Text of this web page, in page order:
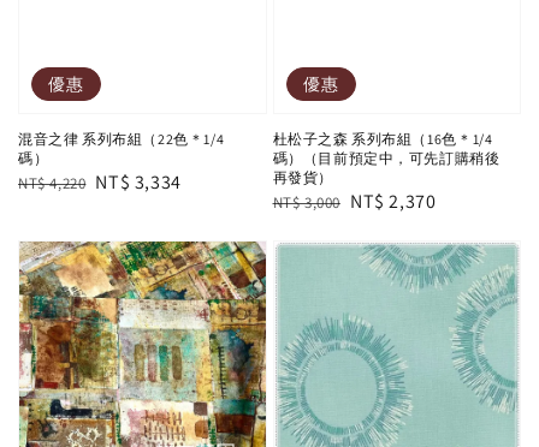
優惠
混音之律 系列布組（22色＊1/4
碼）
Regular
NT$ 4,220 Sale
NT$ 3,334
優惠
杜松子之森 系列布組（16色＊1/4
碼）（目前預定中，可先訂購稍後
再發貨）
Regular
NT$ 3,000 Sale
NT$ 2,370